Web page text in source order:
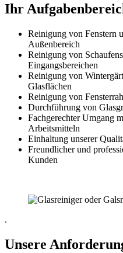
Ihr
Reinigung von Fenstern
Außenbereich
Reinigung von
Eingangsbereichen
Reinigung von
Glasflächen
Reinigung von
Durchführung von
Fachgerechter Umgang
Arbeitsmitteln
Einhaltung unserer
Freundlicher und
Kunden
.
Unsere